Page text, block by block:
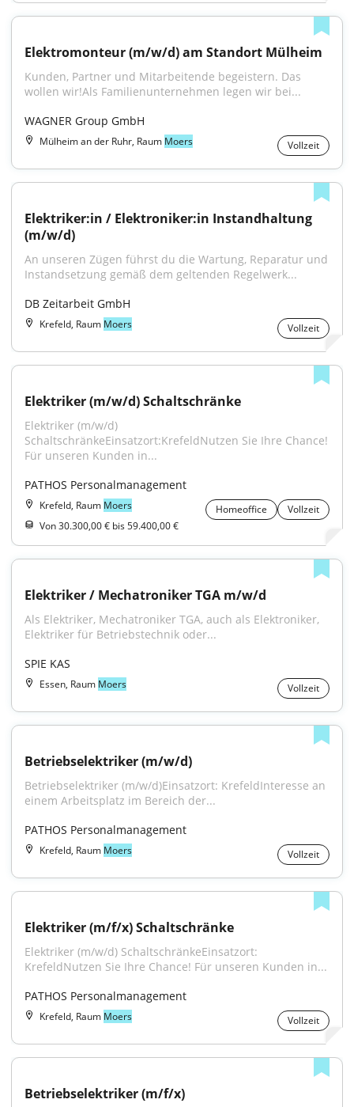
Elektromonteur (m/w/d) am Standort Mülheim
Kunden, Partner und Mitarbeitende begeistern. Das
wollen wir!Als Familienunternehmen legen wir bei...
WAGNER Group GmbH
Mülheim an der Ruhr, Raum Moers Vollzeit
Elektriker:in / Elektroniker:in Instandhaltung
(m/w/d)
An unseren Zügen führst du die Wartung, Reparatur und
Instandsetzung gemäß dem geltenden Regelwerk...
DB Zeitarbeit GmbH
Krefeld, Raum Moers Vollzeit
Elektriker (m/w/d) Schaltschränke
Elektriker (m/w/d)
SchaltschränkeEinsatzort:KrefeldNutzen Sie Ihre Chance!
Für unseren Kunden in...
PATHOS Personalmanagement
Krefeld, Raum Moers Homeoffice
Vollzeit
Von 30.300,00 € bis 59.400,00 €
Elektriker / Mechatroniker TGA m/w/d
Als Elektriker, Mechatroniker TGA, auch als Elektroniker,
Elektriker für Betriebstechnik oder...
SPIE KAS
Essen, Raum Moers Vollzeit
Betriebselektriker (m/w/d)
Betriebselektriker (m/w/d)Einsatzort: KrefeldInteresse an
einem Arbeitsplatz im Bereich der...
PATHOS Personalmanagement
Krefeld, Raum Moers Vollzeit
Elektriker (m/f/x) Schaltschränke
Elektriker (m/w/d) SchaltschränkeEinsatzort:
KrefeldNutzen Sie Ihre Chance! Für unseren Kunden in...
PATHOS Personalmanagement
Krefeld, Raum Moers Vollzeit
Betriebselektriker (m/f/x)